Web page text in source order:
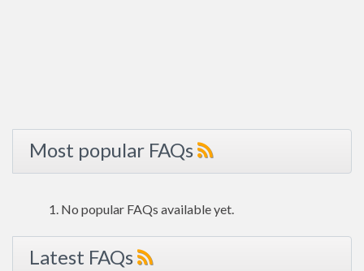
Most popular FAQs
No popular FAQs available yet.
Latest FAQs